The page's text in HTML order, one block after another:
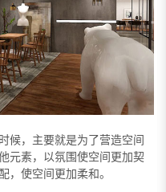
，主要就是为了营造空间
元素，以氛围使空间更加契
，使空间更加柔和。